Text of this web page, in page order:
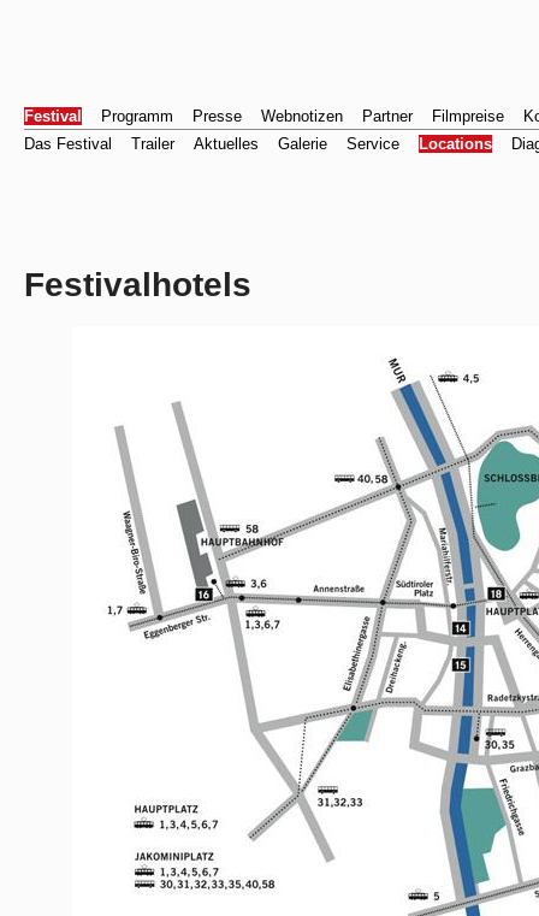
Festival Programm Presse Webnotizen Partner Filmpreise
Das Festival
Trailer Aktuelles Galerie Service Locations
Festivalhotels